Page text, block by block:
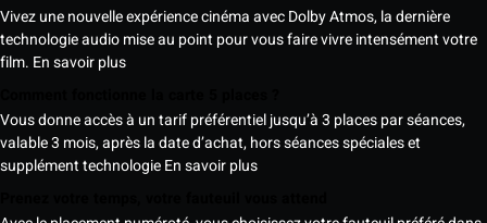
Vivez une nouvelle expérience cinéma avec Dolby Atmos, la dernière
technologie audio mise au point pour vous faire vivre intensément votre
film. En savoir plus
Vous donne accès à un tarif préférentiel jusqu’à 3 places par séances,
valable 3 mois, après la date d’achat, hors séances spéciales et
supplément technologieEn savoir plus